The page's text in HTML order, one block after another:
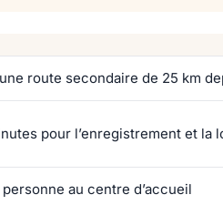
route secondaire de 25 km
pour l’enregistrement et la
au centre d’accueil